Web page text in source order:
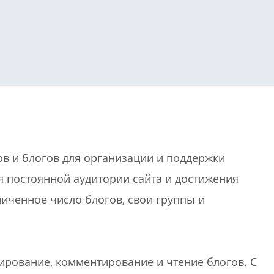
и блогов для организации и поддержки
аудитории сайта и достижения
число блогов, свои группы и
комментирование и чтение блогов. С